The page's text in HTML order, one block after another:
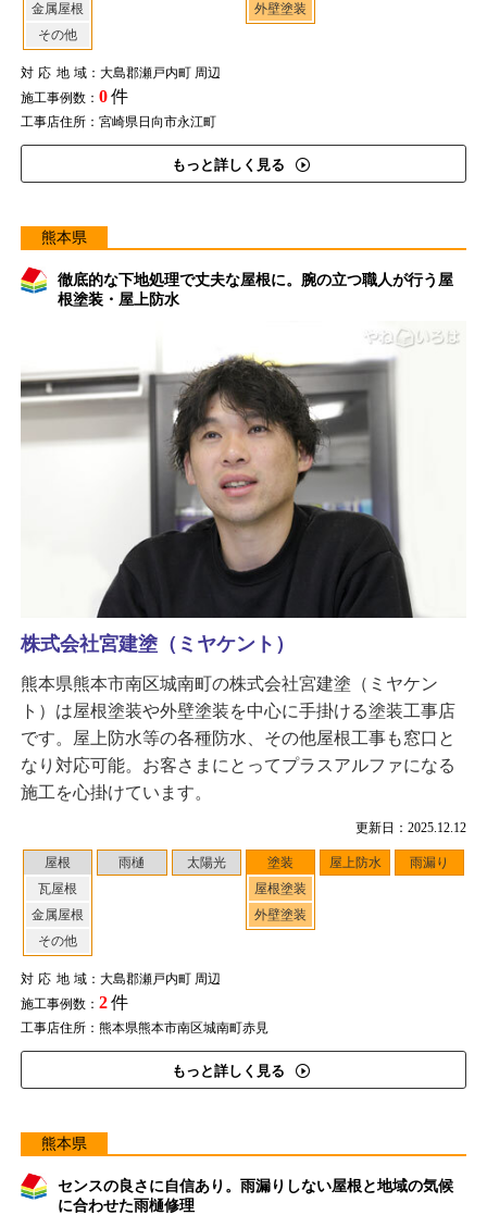
金属屋根
その他
外壁塗装
対応地域：大島郡瀬戸内町 周辺
施工事例数： 0件
工事店住所：宮崎県日向市永江町
もっと詳しく見る
熊本県
徹底的な下地処理で丈夫な屋根に。腕の立つ職人が行う屋
根塗装・屋上防水
更新日：2025.12.12
屋根
瓦屋根
金属屋根
その他
雨樋 太陽光
塗装
屋根塗装
外壁塗装
屋上防水 雨漏り
対応地域：大島郡瀬戸内町 周辺
施工事例数： 2件
工事店住所：熊本県熊本市南区城南町赤見
もっと詳しく見る
株式会社宮建塗（ミヤケント）
熊本県熊本市南区城南町の株式会社宮建塗（ミヤケン
ト）は屋根塗装や外壁塗装を中心に手掛ける塗装工事店
です。屋上防水等の各種防水、その他屋根工事も窓口と
なり対応可能。お客さまにとってプラスアルファになる
施工を心掛けています。
熊本県
センスの良さに自信あり。雨漏りしない屋根と地域の気候
に合わせた雨樋修理